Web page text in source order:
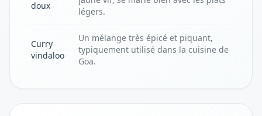
doux
légers.
Curry
vindaloo
Un mélange très épicé et piquant,
typiquement utilisé dans la cuisine de
Goa.